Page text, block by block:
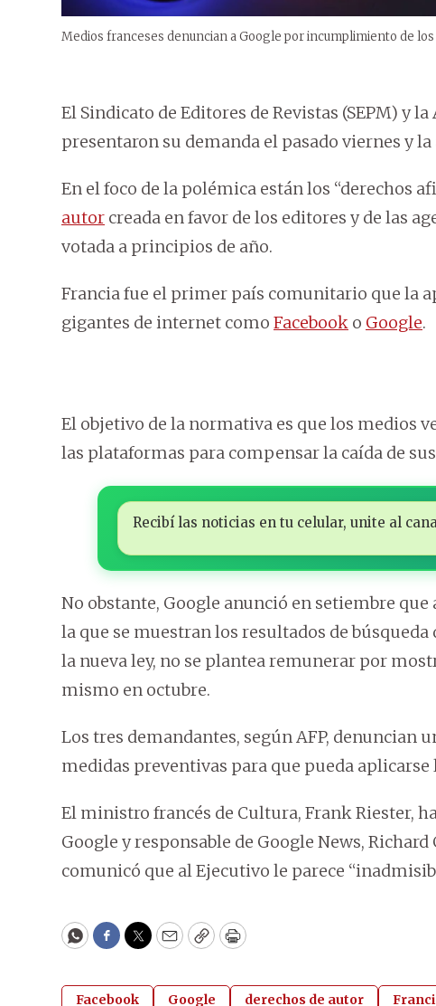
Medios franceses denuncian a Google por incumplimiento de
El Sindicato de Editores de Revistas (SEPM) y
presentaron su demanda el pasado viernes y
En el foco de la polémica están los “derechos
autor creada en favor de los editores y de las
votada a principios de año.
Francia fue el primer país comunitario que la
gigantes de internet como Facebook o Google.
El objetivo de la normativa es que los medios
las plataformas para compensar la caída de
Recibí las noticias en tu celular, unite al
No obstante, Google anunció en setiembre
la que se muestran los resultados de
la nueva ley, no se plantea remunerar por
mismo en octubre.
Los tres demandantes, según AFP, denuncian
medidas preventivas para que pueda aplicarse
El ministro francés de Cultura, Frank Riester,
Google y responsable de Google News,
comunicó que al Ejecutivo le parece
WhatsApp
Facebook
Twitter
EmailCopyPrint
Facebook Google derechos de autor